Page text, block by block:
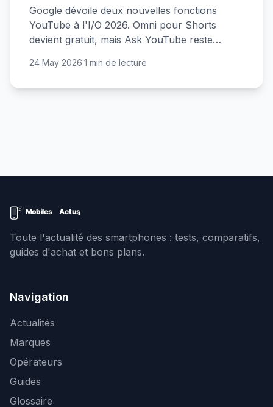
Google dévoile deux nouvelles fonctions
YouTube à l'I/O 2026. Omni pour Shorts
devient gratuit, mais Ask YouTube reste
deux vitesses qui interroge.
24 May 2026·1 min de lecture
Toute l'actualité des smartphones : tests, comparatifs,
guides d'achat et bons plans.
Navigation
Actualités
Marques
Opérateurs
Guides
Glossaire